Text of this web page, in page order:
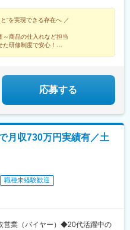
、並木中央駅、西新宿五丁目駅、
県)、大江橋駅、宇都宮駅東口駅
、成果を正当に評価します。取引
す。未経験入社でも早い方だと3
職した多くの先輩が年収UP！…
入社1年半年収780万円／30歳／
”を実現できる存在へ ／
商品の仕入れなど担当
研修制度で安心！
応募する
月収730万円実績有／土
職種未経験歓迎
営業（バイヤー）◆20代活躍中の